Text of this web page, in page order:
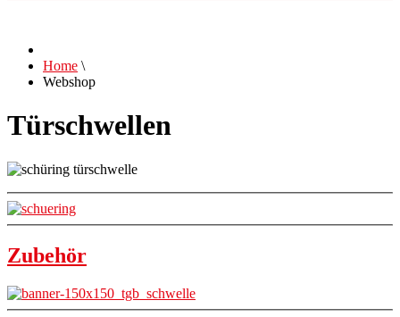
Home \
Webshop
Türschwellen
Zubehör